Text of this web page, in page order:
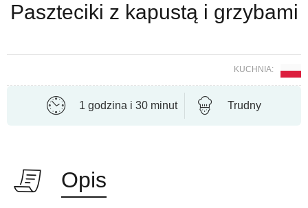
Paszteciki z kapustą i grzybami
KUCHNIA:
1 godzina i 30 minut Trudny
Opis